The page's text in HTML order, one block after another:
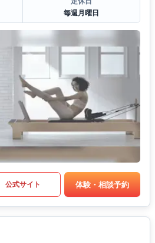
毎週月曜日
公式サイト 体験・相談予約